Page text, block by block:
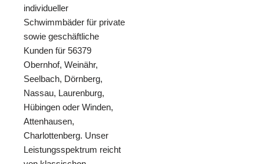
individueller
Schwimmbäder für private
sowie geschäftliche
Kunden für 56379
Obernhof, Weinähr,
Seelbach, Dörnberg,
Nassau, Laurenburg,
Hübingen oder Winden,
Attenhausen,
Charlottenberg. Unser
Leistungsspektrum reicht